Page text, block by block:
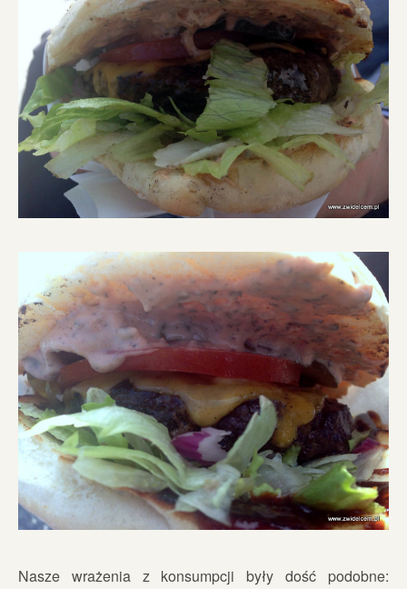
Nasze wrażenia z konsumpcji były dość podobne: